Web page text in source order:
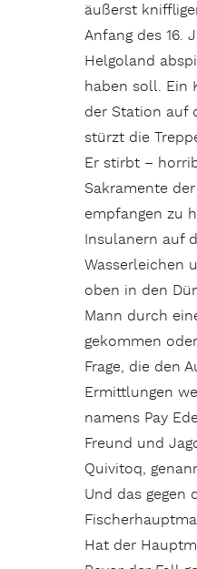
äußerst
Anfang des 16.
Helgoland
haben soll. Ein
der Station auf
stürzt die
Er stirbt –
Sakramente
empfangen zu
Insulanern auf
Wasserleichen
oben in den
Mann durch
gekommen
Frage, die den
Ermittlungen
namens Pay
Freund und
Quivitoq,
Und das gegen
Hat der